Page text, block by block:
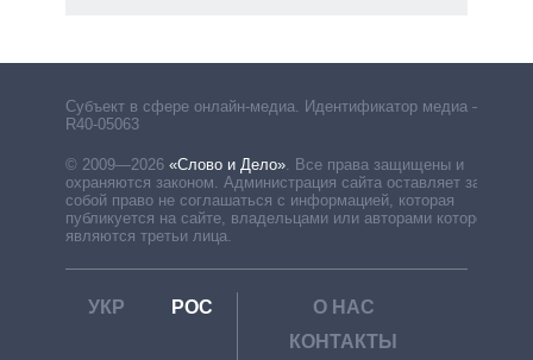
Субъект в сфере онлайн-медиа. Идентификатор медиа –
R40-05063
© 2009—2026 «Слово и Дело». Все права защищены и
охраняются законом. Администрация сайта оставляет за
собой право не соглашаться с информацией, которая
публикуется на сайте, владельцами или авторами которой
являются третьи лица.
УКР РОС
О НАС
КОНТАКТЫ